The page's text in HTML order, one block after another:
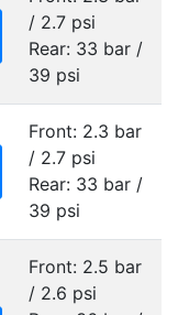
/ 2.7 psi
Rear: 33 bar /
39 psi
Front: 2.3 bar
/ 2.7 psi
Rear: 33 bar /
39 psi
Front: 2.5 bar
/ 2.6 psi